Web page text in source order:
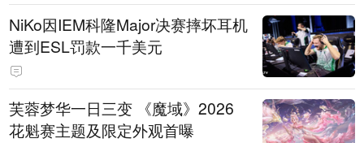
NiKo因IEM科隆Major决赛摔坏耳机
遭到ESL罚款一千美元
芙蓉梦华一日三变 《魔域》2026
花魁赛主题及限定外观首曝